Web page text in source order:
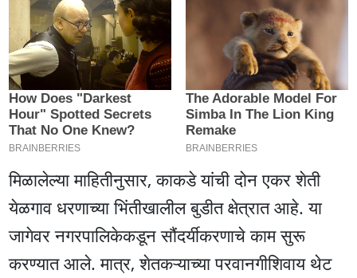
मिळालेल्या माहितीनुसार, काकडे यांची दोन एकर शेती
येळगाव धरणाच्या भिंतीखालील बुडीत क्षेत्रात आहे. या
जागेवर नगरपालिकेकडून सौंदर्यीकरणाचे काम सुरू
करण्यात आले. मात्र, शेतकऱ्याच्या परवानगीशिवाय थेट